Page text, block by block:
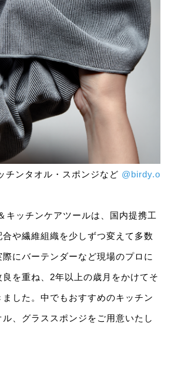
チンタオル・スポンジなど @birdy.o
キッチンケアツールは、国内提携工
や繊維組織を少しずつ変えて多数
にバーテンダーなど現場のプロに
を重ね、2年以上の歳月をかけてそ
した。中でもおすすめのキッチン
、グラススポンジをご用意いたし